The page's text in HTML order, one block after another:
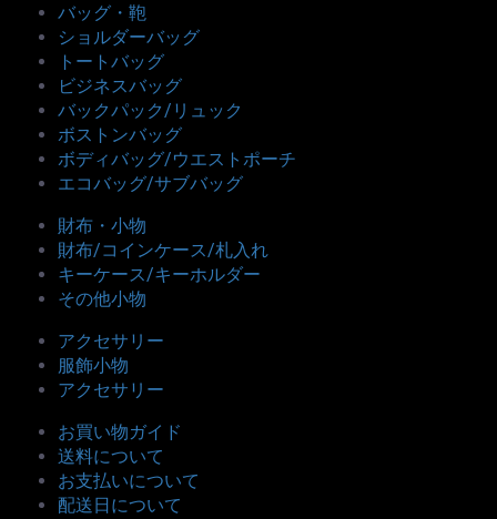
バッグ・鞄
ショルダーバッグ
トートバッグ
ビジネスバッグ
バックパック/リュック
ボストンバッグ
ボディバッグ/ウエストポーチ
エコバッグ/サブバッグ
財布・小物
財布/コインケース/札入れ
キーケース/キーホルダー
その他小物
アクセサリー
服飾小物
アクセサリー
お買い物ガイド
送料について
お支払いについて
配送日について